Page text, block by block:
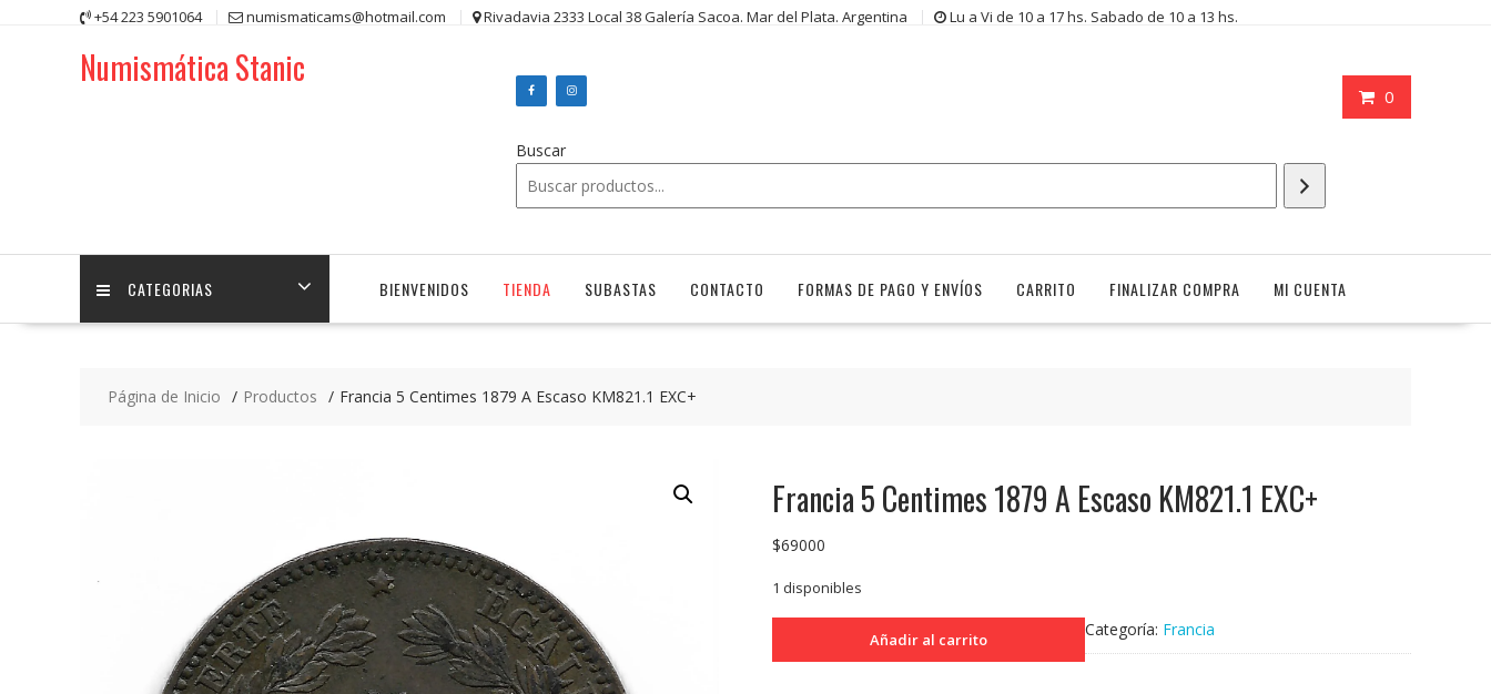
+54 223 5901064 numismaticams@hotmail.com Rivadavia 2333 Local 38 Galería Sacoa. Mar del Plata. Argentina Lu a Vi de 10 a 17 hs. Sabado de 10 a 13 hs.
Numismática Stanic
0
Buscar
CATEGORIAS BIENVENIDOS TIENDA SUBASTAS CONTACTO FORMAS DE PAGO Y ENVÍOS CARRITO FINALIZAR COMPRA MI CUENTA
Página de Inicio Productos Francia 5 Centimes 1879 A Escaso KM821.1 EXC+
Francia 5 Centimes 1879 A Escaso KM821.1 EXC+
$69000
1 disponibles
Añadir al carrito Categoría: Francia